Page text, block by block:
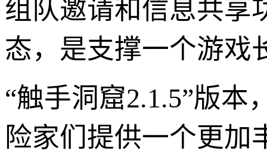
组队邀请和信息共享
态，是支撑一个游戏
“触手洞窟2.1.5”版
险家们提供一个更加